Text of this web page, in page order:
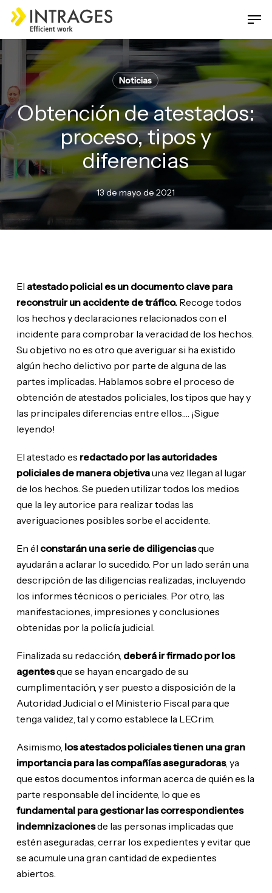
Skip
main
content
Noticias
Obtención de atestados:
proceso, tipos y
diferencias
13 de mayo de 2021
El atestado policial es un documento clave para
reconstruir un accidente de tráfico.Recoge todos
los hechos y declaraciones relacionados con el
incidente para comprobar la veracidad de los hechos.
Su objetivo no es otro que averiguar si ha existido
algún hecho delictivo por parte de alguna de las
partes implicadas. Hablamos sobre el proceso de
obtención de atestados policiales, los tipos que hay y
las principales diferencias entre ellos…. ¡Sigue
leyendo!
El atestado es redactado por las autoridades
policiales de manera objetivauna vez llegan al lugar
de los hechos. Se pueden utilizar todos los medios
que la ley autorice para realizar todas las
averiguaciones posibles sorbe el accidente.
En él constarán una serie de diligenciasque
ayudarán a aclarar lo sucedido. Por un lado serán una
descripción de las diligencias realizadas, incluyendo
los informes técnicos o periciales. Por otro, las
manifestaciones, impresiones y conclusiones
obtenidas por la policía judicial.
Finalizada su redacción, deberá ir firmado por los
agentesque se hayan encargado de su
cumplimentación, y ser puesto a disposición de la
Autoridad Judicial o el Ministerio Fiscal para que
tenga validez, tal y como establece la LECrim.
Asimismo, los atestados policiales tienen una gran
importancia para las compañías aseguradoras, ya
que estos documentos informan acerca de quién es la
parte responsable del incidente, lo que es
fundamental para gestionar las correspondientes
indemnizacionesde las personas implicadas que
estén aseguradas, cerrar los expedientes y evitar que
se acumule una gran cantidad de expedientes
abiertos.
Close
Menu